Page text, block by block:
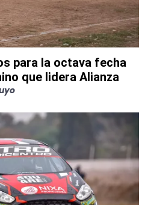
para la octava fecha
que lidera Alianza